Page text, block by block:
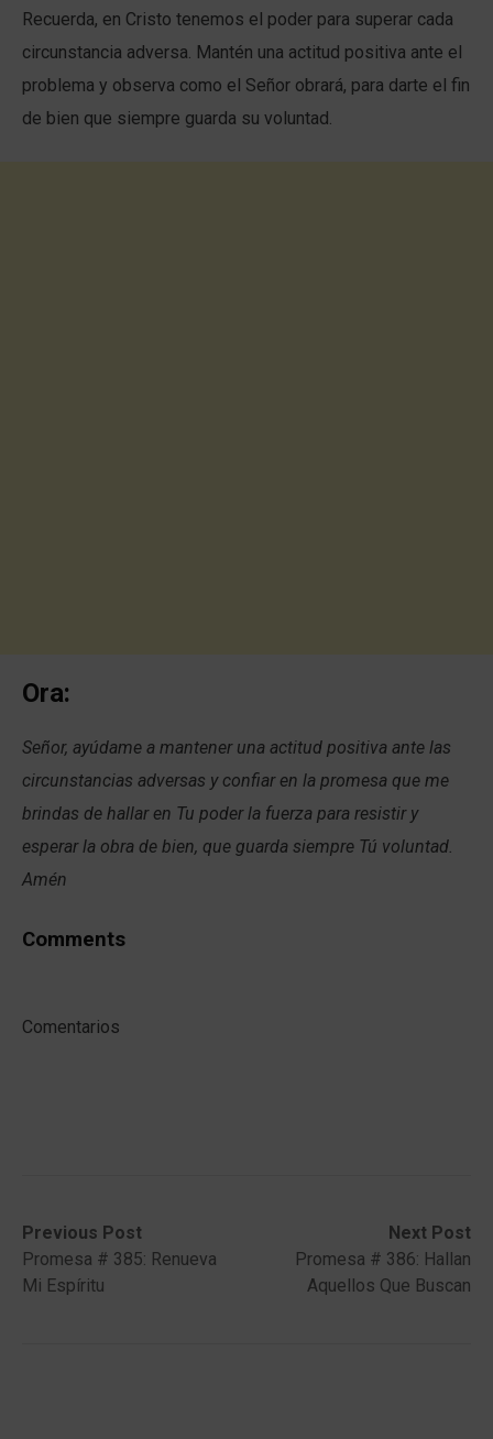
Recuerda, en Cristo tenemos el poder para superar cada
circunstancia adversa. Mantén una actitud positiva ante el
problema y observa como el Señor obrará, para darte el fin
de bien que siempre guarda su voluntad.
Ora:
Señor, ayúdame a mantener una actitud positiva ante las
circunstancias adversas y confiar en la promesa que me
brindas de hallar en Tu poder la fuerza para resistir y
esperar la obra de bien, que guarda siempre Tú voluntad.
Amén
Comments
Comentarios
Post
navigation
Previous Post
Previous
post:Promesa # 385: Renueva
Mi Espíritu
Next Post
Next
post:
Promesa # 386: Hallan
Aquellos Que Buscan